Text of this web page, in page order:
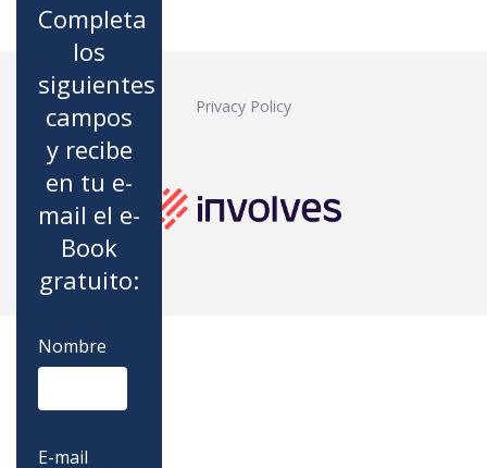
Completa
los
siguientes
campos
y recibe
en tu e-
mail el e-
Book
gratuito:
Nombre
E-mail
Privacy Policy